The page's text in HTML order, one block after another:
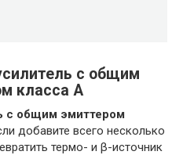
с общим
класса А
с общим эмиттером
добавите всего несколько
термо- и β-источник